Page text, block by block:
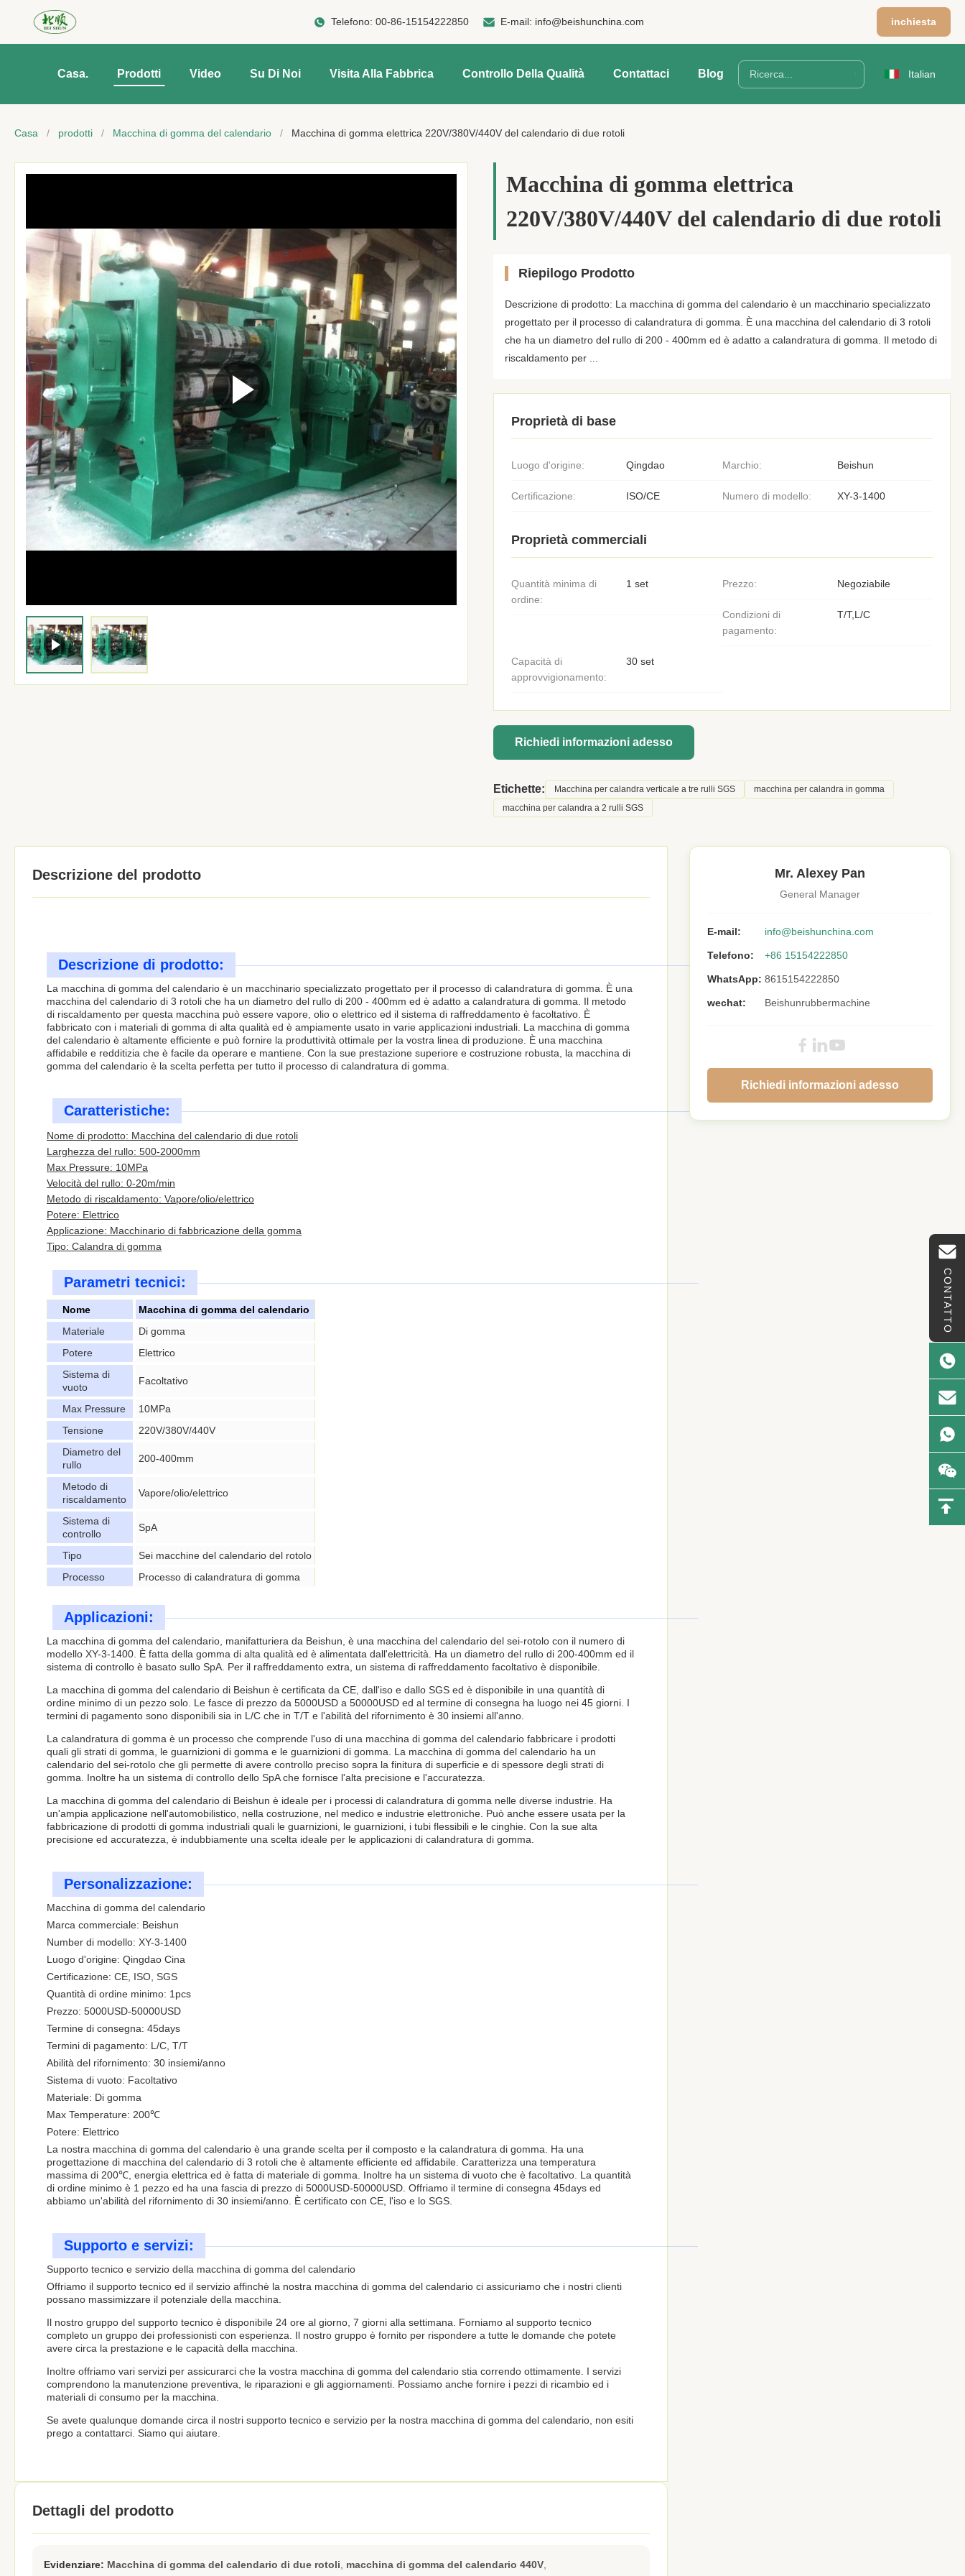
Telefono:00-86-15154222850 E-mail: info@beishunchina.com inchiesta
Casa. Prodotti Video Su Di Noi Visita Alla Fabbrica Controllo Della Qualità Contattaci Blog Italian
CONTATTO
Casa / prodotti / Macchina di gomma del calendario / Macchina di gomma elettrica 220V/380V/440V del calendario di due rotoli
Macchina di gomma elettrica
220V/380V/440V del calendario di due rotoli
Riepilogo Prodotto
Descrizione di prodotto: La macchina di gomma del calendario è un macchinario specializzato
progettato per il processo di calandratura di gomma. È una macchina del calendario di 3 rotoli
che ha un diametro del rullo di 200 - 400mm ed è adatto a calandratura di gomma. Il metodo di
riscaldamento per ...
Proprietà di base
Luogo d'origine: Qingdao Marchio: Beishun
Certificazione: ISO/CE Numero di modello: XY-3-1400
Proprietà commerciali
Quantità minima di
ordine:
1 set Prezzo: Negoziabile
Condizioni di
pagamento:
T/T,L/C
Capacità di
approvvigionamento:
30 set
Richiedi informazioni adesso
Etichette: Macchina per calandra verticale a tre rulli SGS
macchina per calandra in gomma
macchina per calandra a 2 rulli SGS
Descrizione del prodotto
Descrizione di prodotto:
La macchina di gomma del calendario è un macchinario specializzato progettato per il processo di calandratura di gomma. È una
macchina del calendario di 3 rotoli che ha un diametro del rullo di 200 - 400mm ed è adatto a calandratura di gomma. Il metodo
di riscaldamento per questa macchina può essere vapore, olio o elettrico ed il sistema di raffreddamento è facoltativo. È
fabbricato con i materiali di gomma di alta qualità ed è ampiamente usato in varie applicazioni industriali. La macchina di gomma
del calendario è altamente efficiente e può fornire la produttività ottimale per la vostra linea di produzione. È una macchina
affidabile e redditizia che è facile da operare e mantiene. Con la sue prestazione superiore e costruzione robusta, la macchina di
gomma del calendario è la scelta perfetta per tutto il processo di calandratura di gomma.
Caratteristiche:
Nome di prodotto: Macchina del calendario di due rotoli
Larghezza del rullo: 500-2000mm
Max Pressure: 10MPa
Velocità del rullo: 0-20m/min
Metodo di riscaldamento: Vapore/olio/elettrico
Potere: Elettrico
Applicazione: Macchinario di fabbricazione della gomma
Tipo: Calandra di gomma
Parametri tecnici:
Nome
Macchina di gomma del calendario
Materiale
Di gomma
Potere
Elettrico
Sistema di
vuoto
Facoltativo
Max Pressure
10MPa
Tensione
220V/380V/440V
Diametro del
rullo
200-400mm
Metodo di
riscaldamento
Vapore/olio/elettrico
Sistema di
controllo
SpA
Tipo
Sei macchine del calendario del rotolo
Processo
Processo di calandratura di gomma
Applicazioni:
La macchina di gomma del calendario, manifatturiera da Beishun, è una macchina del calendario del sei-rotolo con il numero di
modello XY-3-1400. È fatta della gomma di alta qualità ed è alimentata dall'elettricità. Ha un diametro del rullo di 200-400mm ed il
sistema di controllo è basato sullo SpA. Per il raffreddamento extra, un sistema di raffreddamento facoltativo è disponibile.
La macchina di gomma del calendario di Beishun è certificata da CE, dall'iso e dallo SGS ed è disponibile in una quantità di
ordine minimo di un pezzo solo. Le fasce di prezzo da 5000USD a 50000USD ed al termine di consegna ha luogo nei 45 giorni. I
termini di pagamento sono disponibili sia in L/C che in T/T e l'abilità del rifornimento è 30 insiemi all'anno.
La calandratura di gomma è un processo che comprende l'uso di una macchina di gomma del calendario fabbricare i prodotti
quali gli strati di gomma, le guarnizioni di gomma e le guarnizioni di gomma. La macchina di gomma del calendario ha un
calendario del sei-rotolo che gli permette di avere controllo preciso sopra la finitura di superficie e di spessore degli strati di
gomma. Inoltre ha un sistema di controllo dello SpA che fornisce l'alta precisione e l'accuratezza.
La macchina di gomma del calendario di Beishun è ideale per i processi di calandratura di gomma nelle diverse industrie. Ha
un'ampia applicazione nell'automobilistico, nella costruzione, nel medico e industrie elettroniche. Può anche essere usata per la
fabbricazione di prodotti di gomma industriali quali le guarnizioni, le guarnizioni, i tubi flessibili e le cinghie. Con la sue alta
precisione ed accuratezza, è indubbiamente una scelta ideale per le applicazioni di calandratura di gomma.
Personalizzazione:
Macchina di gomma del calendario
Marca commerciale: Beishun
Number di modello: XY-3-1400
Luogo d'origine: Qingdao Cina
Certificazione: CE, ISO, SGS
Quantità di ordine minimo: 1pcs
Prezzo: 5000USD-50000USD
Termine di consegna: 45days
Termini di pagamento: L/C, T/T
Abilità del rifornimento: 30 insiemi/anno
Sistema di vuoto: Facoltativo
Materiale: Di gomma
Max Temperature: 200℃
Potere: Elettrico
La nostra macchina di gomma del calendario è una grande scelta per il composto e la calandratura di gomma. Ha una
progettazione di macchina del calendario di 3 rotoli che è altamente efficiente ed affidabile. Caratterizza una temperatura
massima di 200℃, energia elettrica ed è fatta di materiale di gomma. Inoltre ha un sistema di vuoto che è facoltativo. La quantità
di ordine minimo è 1 pezzo ed ha una fascia di prezzo di 5000USD-50000USD. Offriamo il termine di consegna 45days ed
abbiamo un'abilità del rifornimento di 30 insiemi/anno. È certificato con CE, l'iso e lo SGS.
Supporto e servizi:
Supporto tecnico e servizio della macchina di gomma del calendario
Offriamo il supporto tecnico ed il servizio affinchè la nostra macchina di gomma del calendario ci assicuriamo che i nostri clienti
possano massimizzare il potenziale della macchina.
Il nostro gruppo del supporto tecnico è disponibile 24 ore al giorno, 7 giorni alla settimana. Forniamo al supporto tecnico
completo un gruppo dei professionisti con esperienza. Il nostro gruppo è fornito per rispondere a tutte le domande che potete
avere circa la prestazione e le capacità della macchina.
Inoltre offriamo vari servizi per assicurarci che la vostra macchina di gomma del calendario stia correndo ottimamente. I servizi
comprendono la manutenzione preventiva, le riparazioni e gli aggiornamenti. Possiamo anche fornire i pezzi di ricambio ed i
materiali di consumo per la macchina.
Se avete qualunque domande circa il nostri supporto tecnico e servizio per la nostra macchina di gomma del calendario, non esiti
prego a contattarci. Siamo qui aiutare.
Dettagli del prodotto
Evidenziare: Macchina di gomma del calendario di due rotoli macchina di gomma del calendario 440V
Mr. Alexey Pan
General Manager
E-mail: info@beishunchina.com
Telefono: +86 15154222850
WhatsApp: 8615154222850
wechat: Beishunrubbermachine
Richiedi informazioni adesso